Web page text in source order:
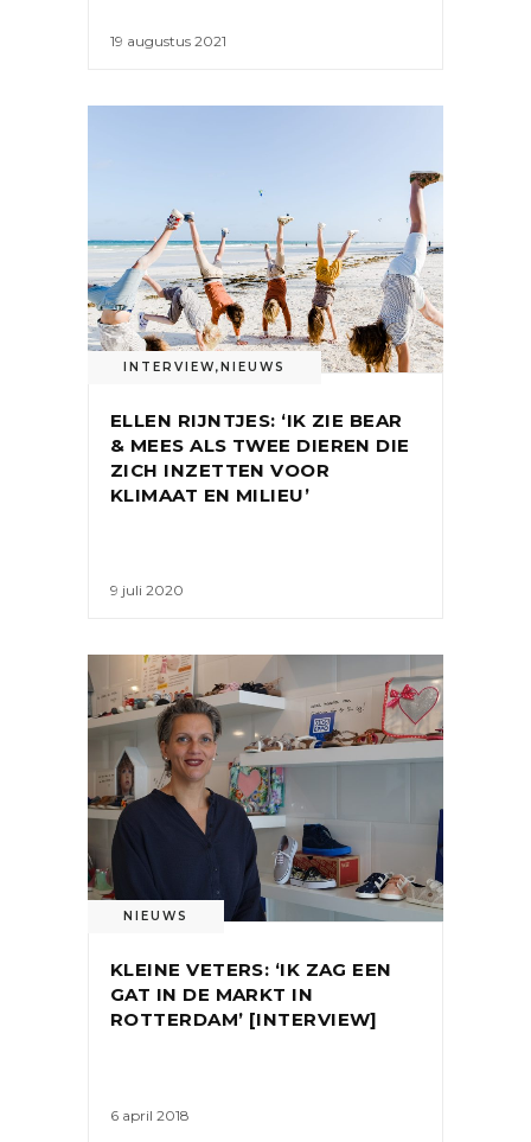
19 augustus 2021
INTERVIEW,NIEUWS
ELLEN RIJNTJES: ‘IK ZIE BEAR
& MEES ALS TWEE DIEREN DIE
ZICH INZETTEN VOOR
KLIMAAT EN MILIEU’
9 juli 2020
NIEUWS
KLEINE VETERS: ‘IK ZAG EEN
GAT IN DE MARKT IN
ROTTERDAM’ [INTERVIEW]
6 april 2018